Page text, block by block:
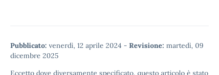
Pubblicato: venerdì, 12 aprile 2024 - Revisione: martedì, 09
dicembre 2025
Eccetto dove diversamente specificato, questo articolo è stato